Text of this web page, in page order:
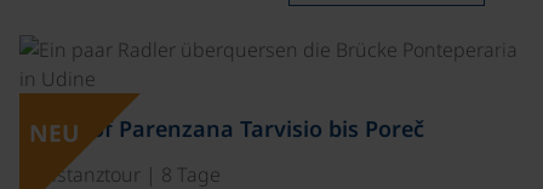
©
NEU
Best of Parenzana Tarvisio bis Poreč
Distanztour | 8 Tage